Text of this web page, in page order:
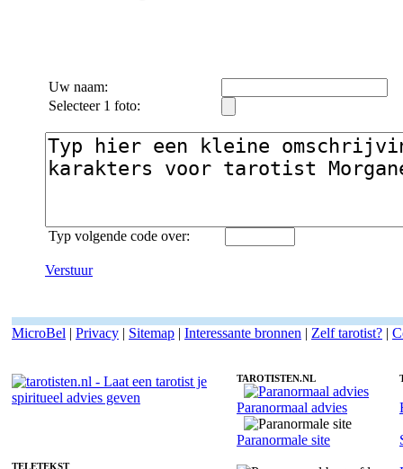
Uw naam:
Selecteer 1 foto:
Typ volgende code over:
Verstuur
MicroBel | Privacy | Sitemap | Interessante bronnen | Zelf tarotist? |
TELETEKST
TAROTISTEN.NL
Paranormaal advies
Paranormale site